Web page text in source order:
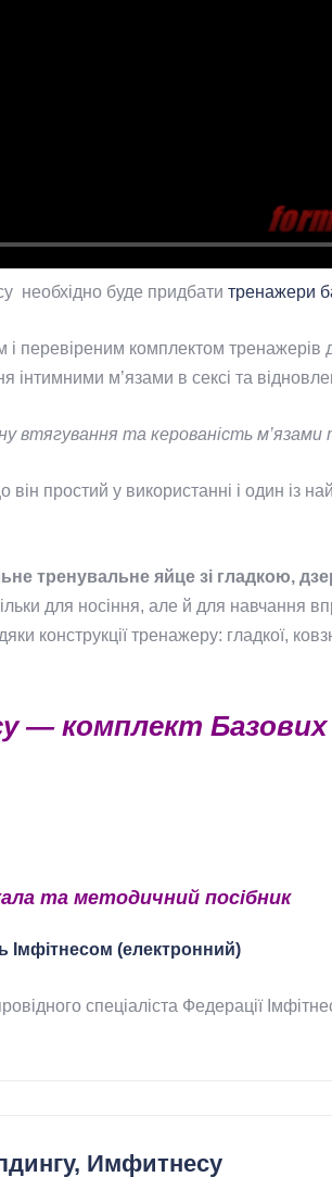
необхідно буде придбати тренажери
перевіреним комплектом тренажерів
інтимними м’язами в сексі та
втягування та керованість м’язами
простий у використанні і один із
тренувальне яйце зі гладкою,
для носіння, але й для навчання
конструкції тренажеру: гладкої,
— комплект
та методичний посібник
Імфітнесом (електронний)
спеціаліста Федерації
Имфитнесу